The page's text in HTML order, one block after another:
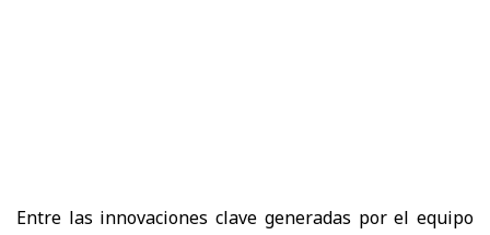
Entre las innovaciones clave generadas por el equipo